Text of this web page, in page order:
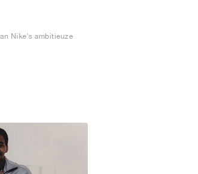
Nike's ambitieuze